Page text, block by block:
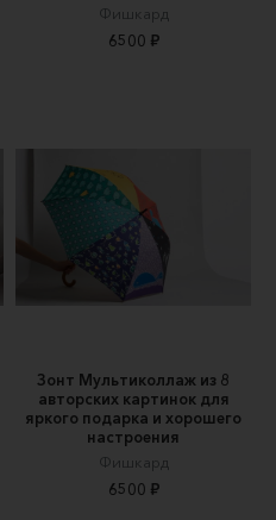
Фишкард
6500 ₽
Зонт Мультиколлаж из 8
авторских картинок для
яркого подарка и хорошего
настроения
Фишкард
6500 ₽